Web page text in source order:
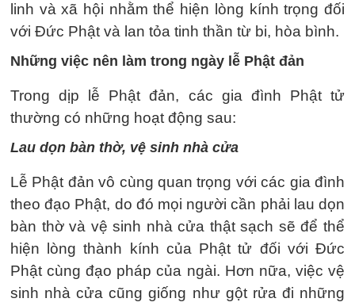
linh và xã hội nhằm thể hiện lòng kính trọng đối
với Đức Phật và lan tỏa tinh thần từ bi, hòa bình.
Những việc nên làm trong ngày lễ Phật đản
Trong dịp lễ Phật đản, các gia đình Phật tử
thường có những hoạt động sau:
Lau dọn bàn thờ, vệ sinh nhà cửa
Lễ Phật đản vô cùng quan trọng với các gia đình
theo đạo Phật, do đó mọi người cần phải lau dọn
bàn thờ và vệ sinh nhà cửa thật sạch sẽ để thể
hiện lòng thành kính của Phật tử đối với Đức
Phật cùng đạo pháp của ngài. Hơn nữa, việc vệ
sinh nhà cửa cũng giống như gột rửa đi những